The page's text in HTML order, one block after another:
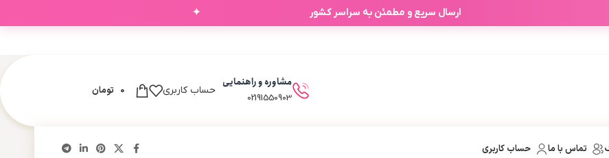
ارسال سریع و مطمئن به سراسر کشور ✦
مشاوره و راهنمایی
02191550903
حساب کاربری 0 تومان
تماس با ما حساب کاربری